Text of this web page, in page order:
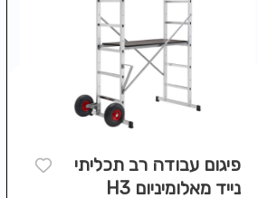
פיגום עבודה רב תכליתי
נייד מאלומיניום H3